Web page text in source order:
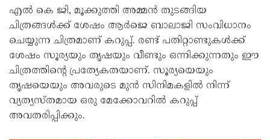
എല്‍ കെ ജി, മൂക്കുത്തി അമ്മന്‍ തുടങ്ങിയ
ചിത്രങ്ങള്‍ക്ക് ശേഷം ആര്‍ജെ ബാലാജി സംവിധാനം
ചെയ്യുന്ന ചിത്രമാണ് കറുപ്പ്. രണ്ട് പതിറ്റാണ്ടുകള്‍ക്ക്
ശേഷം സൂര്യയും തൃഷയും വീണ്ടും ഒന്നിക്കുന്നതും ഈ
ചിത്രത്തിന്റെ പ്രത്യേകതയാണ്. സൂര്യയെയും
തൃഷയെയും അവരുടെ മുന്‍ സിനിമകളില്‍ നിന്ന്
വ്യത്യസ്തമായ ഒരു മേക്കോവറില്‍ കറുപ്പ്
അവതരിപ്പിക്കും.